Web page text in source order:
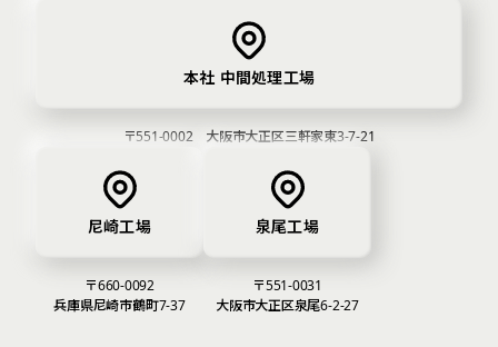
本社 中間処理工場
〒551-0002 大阪市大正区三軒家東3-7-21
尼崎⼯場
〒660-0092
兵庫県尼崎市鶴町7-37
泉尾工場
〒551-0031
大阪市大正区泉尾6-2-27